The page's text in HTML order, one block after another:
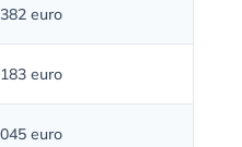
euro
euro
euro